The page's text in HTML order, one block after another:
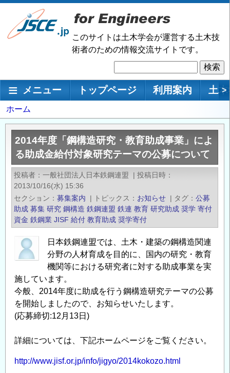
メ
ン
移
このサイトは土木学会が運営する土木技
術者のための情報交流サイトです。
索
メインナビゲーション
メニュー トップページ 利用案内 土 >
パ
ン
く
ホーム
2014年度「鋼構造研究・教育助成事業」によ
る助成金給付対象研究テーマの公募について
投稿者 一般社団法人日本鉄鋼連盟 | 投稿日時
2013/10/16(水) 15:36
セクション
募集案内 | トピックス お知らせ | タグ
公募
助成 募集 研究 鋼構造 鉄鋼連盟 鉄連 教育 研究助成 奨学 寄付
資金 鉄鋼業 JISF 給付 教育助成 奨学寄付
日本鉄鋼連盟では、土木・建築の鋼構造関連
分野の人材育成を目的に、国内の研究・教育
機関等における研究者に対する助成事業を実
施しています。
今般、2014年度に助成を行う鋼構造研究テーマの公募
を開始しましたので、お知らせいたします。
(応募締切:12月13日)
詳細については、下記ホームページをご覧ください。
http://www.jisf.or.jp/info/jigyo/2014kokozo.html